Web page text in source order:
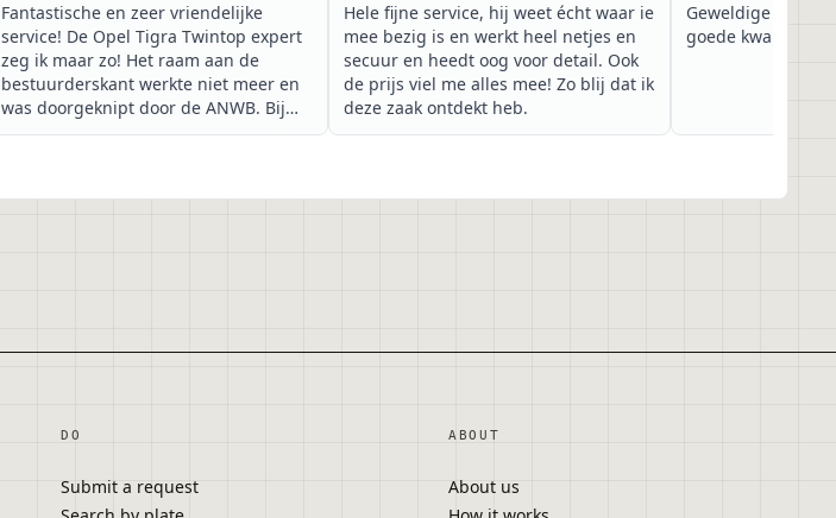
Fantastische en zeer vriendelijke
service! De Opel Tigra Twintop expert
zeg ik maar zo! Het raam aan de
bestuurderskant werkte niet meer en
was doorgeknipt door de ANWB. Bij
het bestellen van het onderdeel bij
erin te willen zetten. Wat binnen het
gaan als er in de toekomst problemen
zijn. En dat is naar deze expert!
Hele fijne service, hij weet écht waar ie
mee bezig is en werkt heel netjes en
secuur en heedt oog voor detail. Ook
de prijs viel me alles mee! Zo blij dat ik
deze zaak ontdekt heb.
Geweldige
goede kwaliteit
DO
Submit a request
ABOUT
About us